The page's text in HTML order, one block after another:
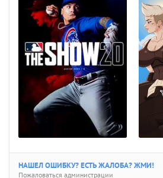
НАШЕЛ ОШИБКУ? ЕСТЬ ЖАЛОБА? ЖМИ!
Пожаловаться администрации